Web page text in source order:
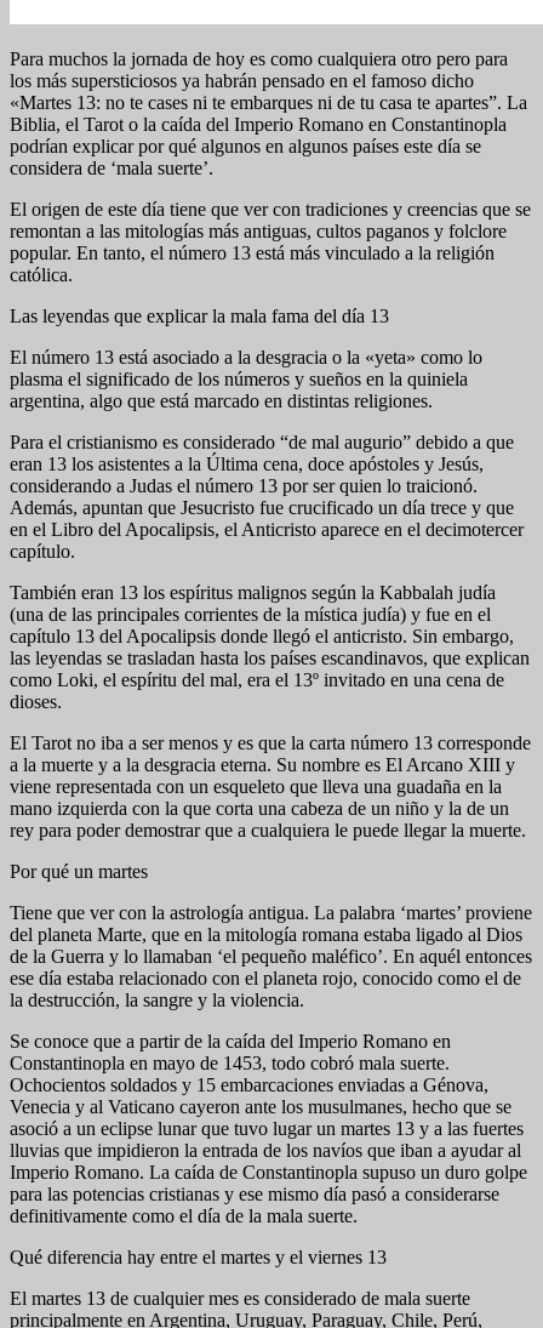
Para muchos la jornada de hoy es como cualquiera otro pero para
los más supersticiosos ya habrán pensado en el famoso dicho
«Martes 13: no te cases ni te embarques ni de tu casa te apartes”. La
Biblia, el Tarot o la caída del Imperio Romano en Constantinopla
podrían explicar por qué algunos en algunos países este día se
considera de ‘mala suerte’.
El origen de este día tiene que ver con tradiciones y creencias que se
remontan a las mitologías más antiguas, cultos paganos y folclore
popular. En tanto, el número 13 está más vinculado a la religión
católica.
Las leyendas que explicar la mala fama del día 13
El número 13 está asociado a la desgracia o la «yeta» como lo
plasma el significado de los números y sueños en la quiniela
argentina, algo que está marcado en distintas religiones.
Para el cristianismo es considerado “de mal augurio” debido a que
eran 13 los asistentes a la Última cena, doce apóstoles y Jesús,
considerando a Judas el número 13 por ser quien lo traicionó.
Además, apuntan que Jesucristo fue crucificado un día trece y que
en el Libro del Apocalipsis, el Anticristo aparece en el decimotercer
capítulo.
También eran 13 los espíritus malignos según la Kabbalah judía
(una de las principales corrientes de la mística judía) y fue en el
capítulo 13 del Apocalipsis donde llegó el anticristo. Sin embargo,
las leyendas se trasladan hasta los países escandinavos, que explican
como Loki, el espíritu del mal, era el 13º invitado en una cena de
dioses.
El Tarot no iba a ser menos y es que la carta número 13 corresponde
a la muerte y a la desgracia eterna. Su nombre es El Arcano XIII y
viene representada con un esqueleto que lleva una guadaña en la
mano izquierda con la que corta una cabeza de un niño y la de un
rey para poder demostrar que a cualquiera le puede llegar la muerte.
Por qué un martes
Tiene que ver con la astrología antigua. La palabra ‘martes’ proviene
del planeta Marte, que en la mitología romana estaba ligado al Dios
de la Guerra y lo llamaban ‘el pequeño maléfico’. En aquél entonces
ese día estaba relacionado con el planeta rojo, conocido como el de
la destrucción, la sangre y la violencia.
Se conoce que a partir de la caída del Imperio Romano en
Constantinopla en mayo de 1453, todo cobró mala suerte.
Ochocientos soldados y 15 embarcaciones enviadas a Génova,
Venecia y al Vaticano cayeron ante los musulmanes, hecho que se
asoció a un eclipse lunar que tuvo lugar un martes 13 y a las fuertes
lluvias que impidieron la entrada de los navíos que iban a ayudar al
Imperio Romano. La caída de Constantinopla supuso un duro golpe
para las potencias cristianas y ese mismo día pasó a considerarse
definitivamente como el día de la mala suerte.
Qué diferencia hay entre el martes y el viernes 13
El martes 13 de cualquier mes es considerado de mala suerte
principalmente en Argentina, Uruguay, Paraguay, Chile, Perú,